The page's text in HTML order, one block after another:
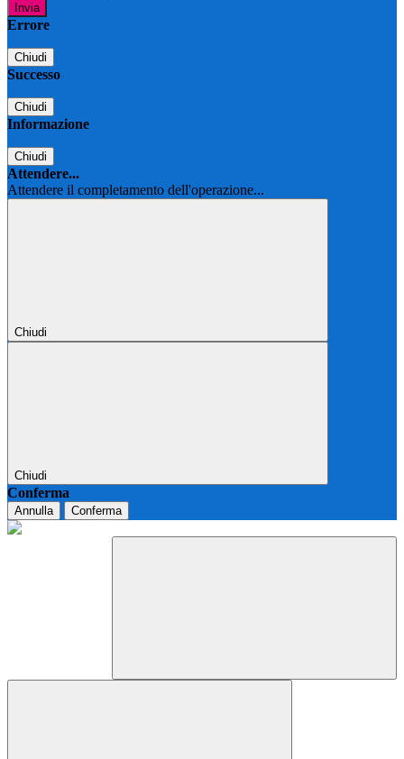
Errore
Chiudi
Successo
Chiudi
Informazione
Chiudi
Attendere...
Attendere il completamento dell'operazione...
Chiudi
Chiudi
Conferma
Annulla Conferma